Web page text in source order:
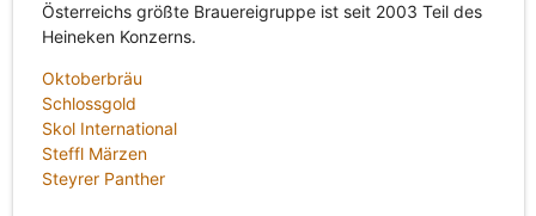
Österreichs größte Brauereigruppe ist seit 2003 Teil des
Heineken Konzerns.
Oktoberbräu
Schlossgold
Skol International
Steffl Märzen
Steyrer Panther